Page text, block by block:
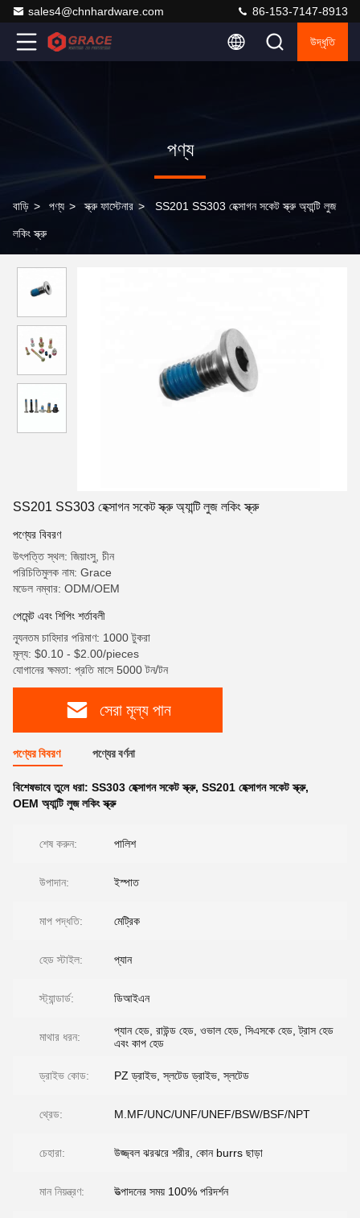
sales4@chnhardware.com 86-153-7147-8913
উদ্ধৃতি
পণ্য
বাড়ি > পণ্য > স্ক্রু ফাস্টেনার > SS201 SS303 হেক্সাগন সকেট স্ক্রু অ্যান্টি লুজ
লকিং স্ক্রু
SS201 SS303 হেক্সাগন সকেট স্ক্রু অ্যান্টি লুজ লকিং স্ক্রু
পণ্যের বিবরণ
উৎপত্তি স্থল: জিয়াংসু, চীন
পরিচিতিমুলক নাম: Grace
মডেল নম্বার: ODM/OEM
পেমেন্ট এবং শিপিং শর্তাবলী
ন্যূনতম চাহিদার পরিমাণ: 1000 টুকরা
মূল্য: $0.10 - $2.00/pieces
যোগানের ক্ষমতা: প্রতি মাসে 5000 টন/টন
সেরা মূল্য পান
পণ্যের বিবরণ পণ্যের বর্ণনা
বিশেষভাবে তুলে ধরা: SS303 হেক্সাগন সকেট স্ক্রু, SS201 হেক্সাগন সকেট স্ক্রু,
OEM অ্যান্টি লুজ লকিং স্ক্রু
শেষ করুন: পালিশ
উপাদান: ইস্পাত
মাপ পদ্ধতি: মেট্রিক
হেড স্টাইল: প্যান
স্ট্যান্ডার্ড: ডিআইএন
মাথার ধরন:
প্যান হেড, রাউন্ড হেড, ওভাল হেড, সিএসকে হেড, ট্রাস হেড
এবং কাপ হেড
ড্রাইভ কোড: PZ ড্রাইভ, স্লটেড ড্রাইভ, স্লটেড
থ্রেড: M.MF/UNC/UNF/UNEF/BSW/BSF/NPT
চেহারা: উজ্জ্বল ঝরঝরে শরীর, কোন burrs ছাড়া
মান নিয়ন্ত্রণ: উত্পাদনের সময় 100% পরিদর্শন